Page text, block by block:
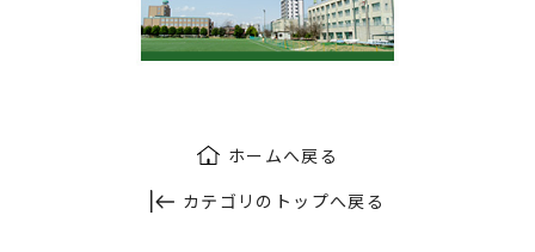
カテゴリのトップへ戻る
ホームへ戻る